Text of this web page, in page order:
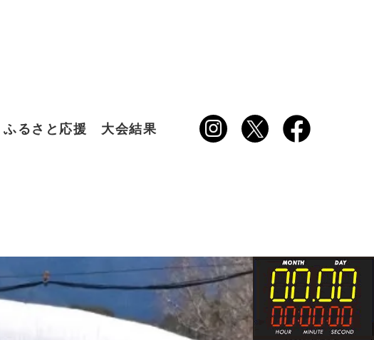
ふるさと応援 大会結果